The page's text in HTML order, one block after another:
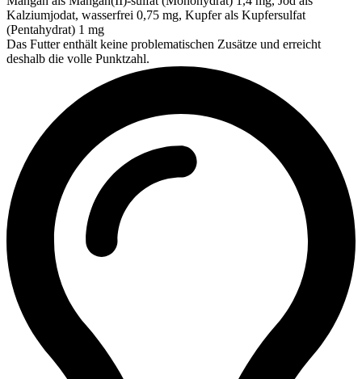
Kalziumjodat, wasserfrei 0,75 mg, Kupfer als Kupfersulfat
(Pentahydrat) 1 mg
Das Futter enthält keine problematischen Zusätze und erreicht
deshalb die volle Punktzahl.